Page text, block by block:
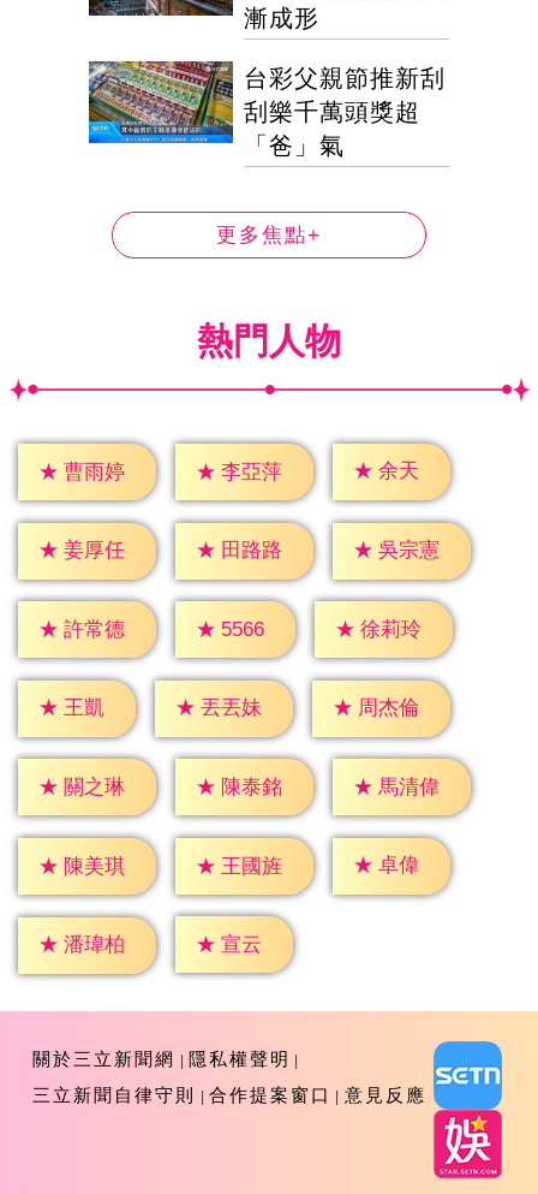
漸成形
台彩父親節推新刮
刮樂千萬頭獎超
「爸」氣
更多焦點+
熱門人物
★ 曹雨婷 ★ 李亞萍 ★ 余天
★ 姜厚任 ★ 田路路 ★ 吳宗憲
★ 許常德 ★ 5566 ★ 徐莉玲
★ 王凱 ★ 丟丟妹 ★ 周杰倫
★ 關之琳 ★ 陳泰銘 ★ 馬清偉
★ 陳美琪 ★ 王國旌 ★ 卓偉
★ 潘瑋柏 ★ 宣云
關於三立新聞網
隱私權聲明
三立新聞自律守則
合作提案窗口 意見反應